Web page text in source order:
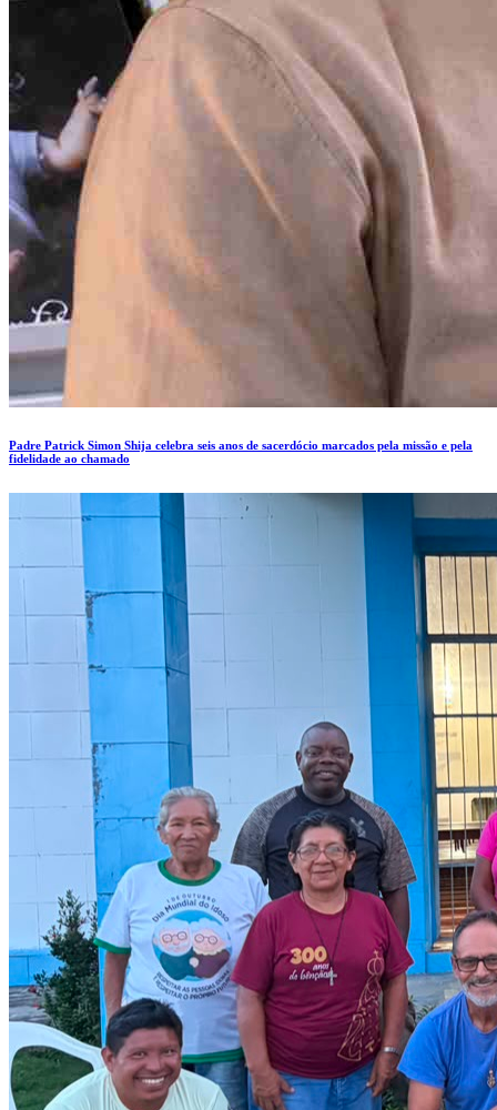
Padre Patrick Simon Shija celebra seis anos de sacerdócio marcados pela missão e pela
fidelidade ao chamado